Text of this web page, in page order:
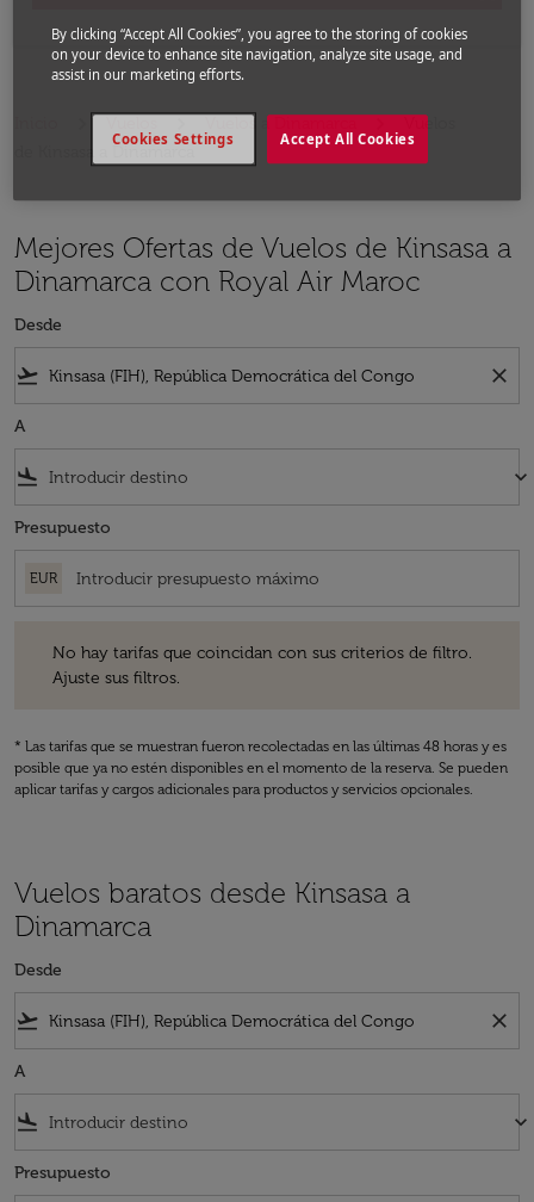
Vuelos a Dinamarca
Vuelos
Mejores Ofertas de Vuelos de Kinsasa a
Dinamarca con Royal Air Maroc
Desde
flight_takeoff close
A
flight_land keyboard_arrow_down
Presupuesto
EUR
No hay tarifas que coincidan con sus criterios de filtro.
Ajuste sus filtros.
* Las tarifas que se muestran fueron recolectadas en las últimas 48 horas y es
posible que ya no estén disponibles en el momento de la reserva. Se pueden
aplicar tarifas y cargos adicionales para productos y servicios opcionales.
Vuelos baratos desde Kinsasa a
Dinamarca
Desde
flight_takeoff close
A
flight_land keyboard_arrow_down
Presupuesto
By clicking “Accept All Cookies”, you agree to the storing of cookies
on your device to enhance site navigation, analyze site usage, and
assist in our marketing efforts.
Accept All Cookies
Cookies Settings